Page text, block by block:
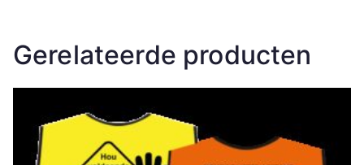
Gerelateerde producten